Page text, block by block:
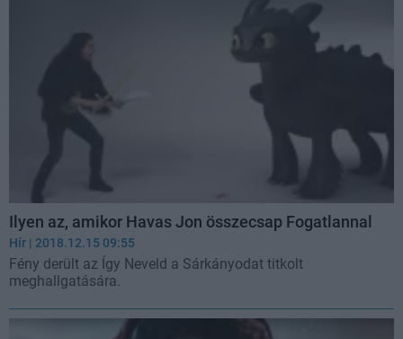
Ilyen az, amikor Havas Jon összecsap Fogatlannal
Hír | 2018.12.15 09:55
Fény derült az Így Neveld a Sárkányodat titkolt
meghallgatására.